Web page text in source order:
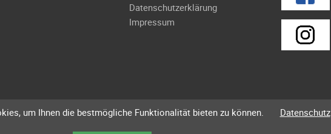
Datenschutzerklärung
Impressum
um Ihnen die bestmögliche Funktionalität bieten zu können. Datenschutz